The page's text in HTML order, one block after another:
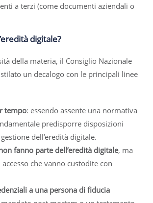
a terzi (come documenti aziendali o
digitale?
della materia, il Consiglio Nazionale
un decalogo con le principali linee
tempo: essendo assente una normativa
predisporre disposizioni
dell’eredità digitale.
fanno parte dell’eredità digitale, ma
che vanno custodite con
a una persona di fiducia